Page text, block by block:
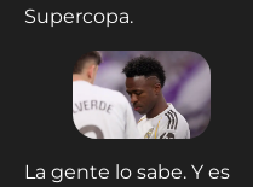
Supercopa.
La gente lo sabe. Y es